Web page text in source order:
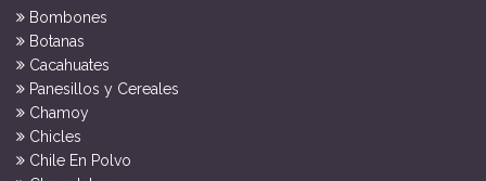
Bombones
Botanas
Cacahuates
Panesillos y Cereales
Chamoy
Chicles
Chile En Polvo